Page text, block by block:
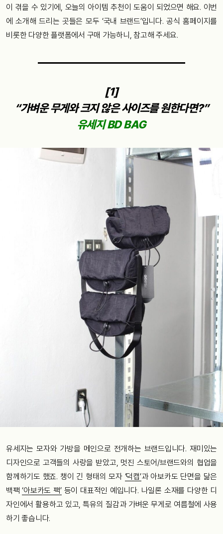
이 겪을 수 있기에, 오늘의 아이템 추천이 도움이 되었으면 해요. 이번
에 소개해 드리는 곳들은 모두 ‘국내 브랜드’입니다. 공식 홈페이지를
비롯한 다양한 플랫폼에서 구매 가능하니, 참고해 주세요.
[1]
“가벼운 무게와 크지 않은 사이즈를 원한다면?”
유세지 BD BAG
유세지는 모자와 가방을 메인으로 전개하는 브랜드입니다. 재미있는
디자인으로 고객들의 사랑을 받았고, 멋진 스토어/브랜드와의 협업을
함께하기도 했죠. 챙이 긴 형태의 모자 ‘덕캡’과 아보카도 단면을 닮은
백팩‘아보카도 팩’등이 대표적인 예입니다. 나일론 소재를 다양한 디
자인에서 활용하고 있고, 특유의 질감과 가벼운 무게로 여름철에 사용
하기 좋습니다.